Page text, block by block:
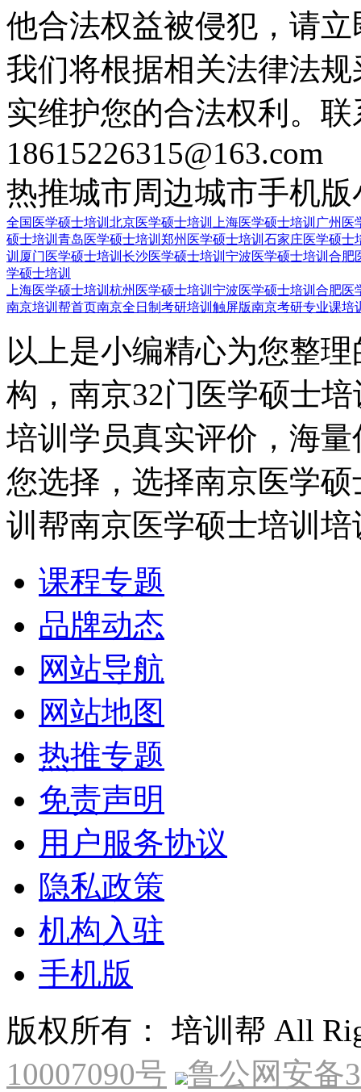
他合法权益被侵犯，请
我们将根据相关法律法
实维护您的合法权利。
18615226315@163.com
热推城市周边城市手机版
全国医学硕士培训 北京医学硕士培训 上海医学硕士培训 广州医
硕士培训 青岛医学硕士培训 郑州医学硕士培训 石家庄医学硕士
训 厦门医学硕士培训 长沙医学硕士培训 宁波医学硕士培训 合肥
学硕士培训
上海医学硕士培训 杭州医学硕士培训 宁波医学硕士培训 合肥医
南京培训帮首页南京全日制考研培训触屏版南京考研专业课培
以上是小编精心为您整
构，南京32门医学硕士
培训学员真实评价，海
您选择，选择南京医学
训帮南京医学硕士培训
课程专题
品牌动态
网站导航
网站地图
热推专题
免责声明
用户服务协议
隐私政策
机构入驻
手机版
版权所有： 培训帮 All
10007090号
鲁公网安备